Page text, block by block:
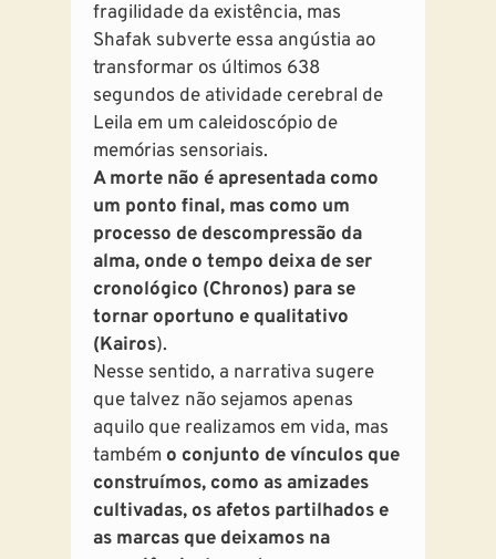
fragilidade da existência, mas
Shafak subverte essa angústia ao
transformar os últimos 638
segundos de atividade cerebral de
Leila em um caleidoscópio de
memórias sensoriais.
A morte não é apresentada como
um ponto final, mas como um
processo de descompressão da
alma, onde o tempo deixa de ser
cronológico (Chronos) para se
tornar oportuno e qualitativo
(Kairos).
Nesse sentido, a narrativa sugere
que talvez não sejamos apenas
aquilo que realizamos em vida, mas
também o conjunto de vínculos que
construímos, como as amizades
cultivadas, os afetos partilhados e
as marcas que deixamos na